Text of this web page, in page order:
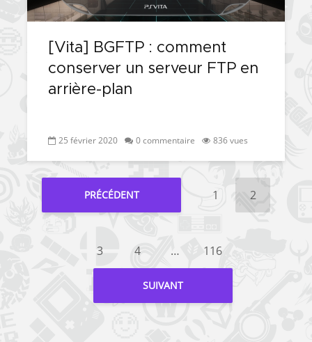
[Vita] BGFTP : comment
conserver un serveur FTP en
arrière-plan
25 février 2020 0 commentaire 836 vues
PRÉCÉDENT 1 2
3 4 … 116
SUIVANT